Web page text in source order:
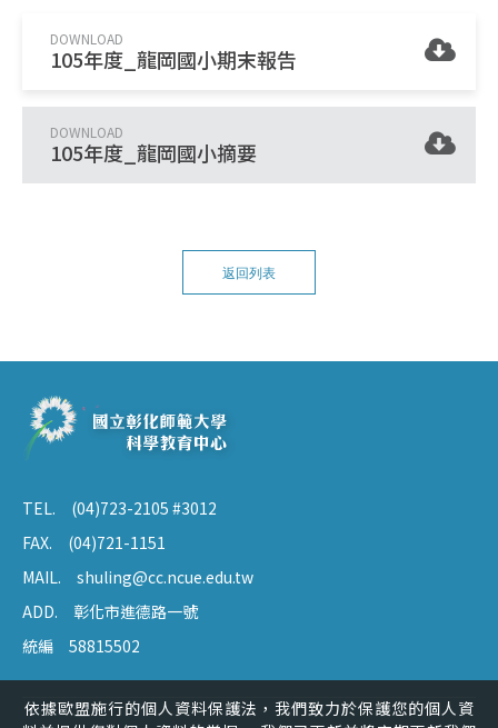
DOWNLOAD
105年度_龍岡國小期末報告
DOWNLOAD
105年度_龍岡國小摘要
返回列表
TEL. (04)723-2105 #3012
FAX. (04)721-1151
MAIL. shuling@cc.ncue.edu.tw
ADD. 彰化市進德路一號
統編 58815502
依據歐盟施行的個人資料保護法，我們致力於保護您的個人資